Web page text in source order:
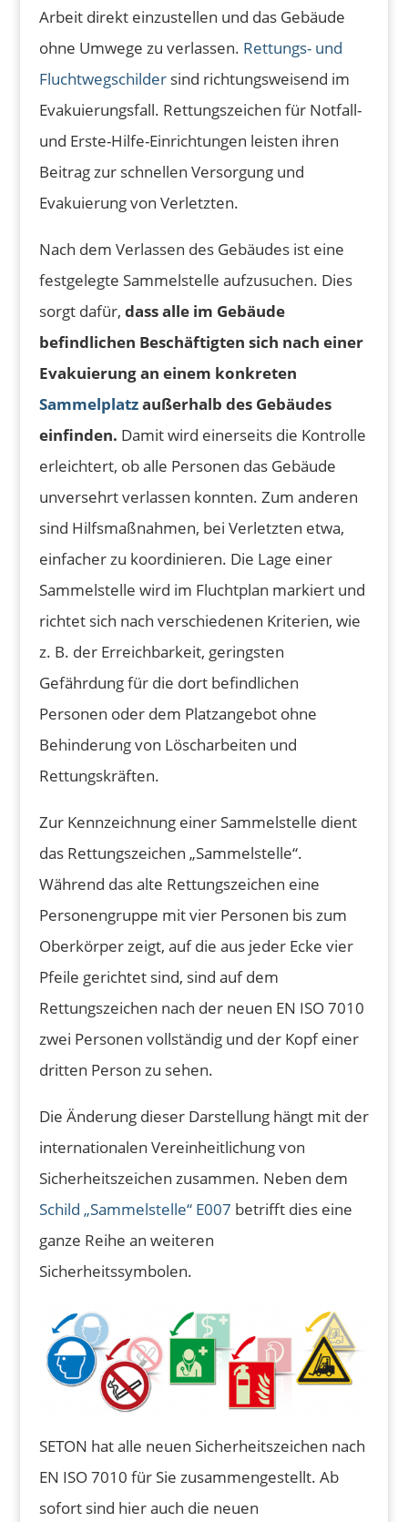
Arbeit direkt einzustellen und das Gebäude
ohne Umwege zu verlassen. Rettungs- und
Fluchtwegschildersind richtungsweisend im
Evakuierungsfall. Rettungszeichen für Notfall-
und Erste-Hilfe-Einrichtungen leisten ihren
Beitrag zur schnellen Versorgung und
Evakuierung von Verletzten.
Nach dem Verlassen des Gebäudes ist eine
festgelegte Sammelstelle aufzusuchen. Dies
sorgt dafür, dass alle im Gebäude
befindlichen Beschäftigten sich nach einer
Evakuierung an einem konkreten
Sammelplatzaußerhalb des Gebäudes
einfinden. Damit wird einerseits die Kontrolle
erleichtert, ob alle Personen das Gebäude
unversehrt verlassen konnten. Zum anderen
sind Hilfsmaßnahmen, bei Verletzten etwa,
einfacher zu koordinieren. Die Lage einer
Sammelstelle wird im Fluchtplan markiert und
richtet sich nach verschiedenen Kriterien, wie
z. B. der Erreichbarkeit, geringsten
Gefährdung für die dort befindlichen
Personen oder dem Platzangebot ohne
Behinderung von Löscharbeiten und
Rettungskräften.
Zur Kennzeichnung einer Sammelstelle dient
das Rettungszeichen „Sammelstelle“.
Während das alte Rettungszeichen eine
Personengruppe mit vier Personen bis zum
Oberkörper zeigt, auf die aus jeder Ecke vier
Pfeile gerichtet sind, sind auf dem
Rettungszeichen nach der neuen EN ISO 7010
zwei Personen vollständig und der Kopf einer
dritten Person zu sehen.
Die Änderung dieser Darstellung hängt mit der
internationalen Vereinheitlichung von
Sicherheitszeichen zusammen. Neben dem
Schild „Sammelstelle“ E007 betrifft dies eine
ganze Reihe an weiteren
Sicherheitssymbolen.
SETON hat alle neuen Sicherheitszeichen nach
EN ISO 7010 für Sie zusammengestellt. Ab
sofort sind hier auch die neuen